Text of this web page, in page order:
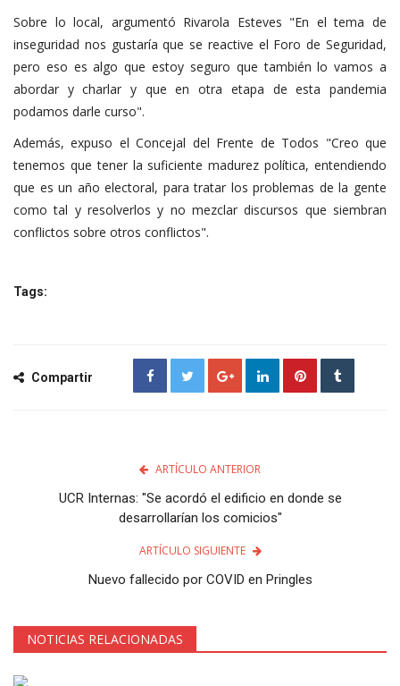
Sobre lo local, argumentó Rivarola Esteves "En el tema de
inseguridad nos gustaría que se reactive el Foro de Seguridad,
pero eso es algo que estoy seguro que también lo vamos a
abordar y charlar y que en otra etapa de esta pandemia
podamos darle curso".
Además, expuso el Concejal del Frente de Todos "Creo que
tenemos que tener la suficiente madurez política, entendiendo
que es un año electoral, para tratar los problemas de la gente
como tal y resolverlos y no mezclar discursos que siembran
conflictos sobre otros conflictos".
Tags:
Compartir
ARTÍCULO ANTERIOR
UCR Internas: "Se acordó el edificio en donde se
desarrollarían los comicios"
ARTÍCULO SIGUIENTE
Nuevo fallecido por COVID en Pringles
NOTICIAS RELACIONADAS